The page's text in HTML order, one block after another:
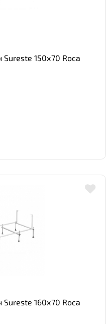
150х70 Roca
160х70 Roca